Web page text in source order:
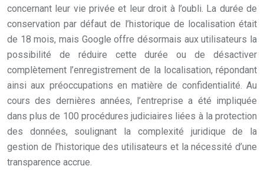
concernant leur vie privée et leur droit à l’oubli. La durée de
conservation par défaut de l’historique de localisation était
de 18 mois, mais Google offre désormais aux utilisateurs la
possibilité de réduire cette durée ou de désactiver
complètement l’enregistrement de la localisation, répondant
ainsi aux préoccupations en matière de confidentialité. Au
cours des dernières années, l’entreprise a été impliquée
dans plus de 100 procédures judiciaires liées à la protection
des données, soulignant la complexité juridique de la
gestion de l’historique des utilisateurs et la nécessité d’une
transparence accrue.